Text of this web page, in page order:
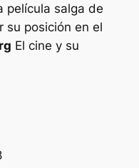
película salga de
su posición en el
El cine y su